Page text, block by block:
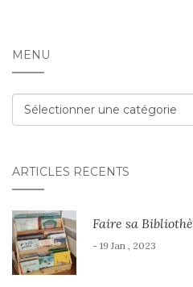
MENU
Menu
ARTICLES RÉCENTS
Faire sa
- 19 Jan , 2023